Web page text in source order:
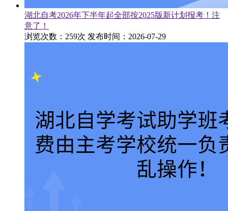
湖北自考2026年下半年起全部按2025版新计划报考！注
意了！
浏览次数：259次 发布时间：2026-07-29